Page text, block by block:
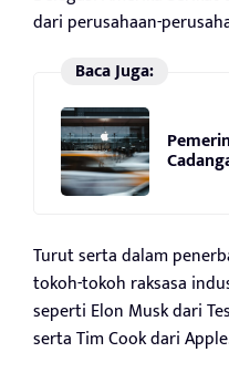
dari perusahaan-
Baca Juga:
Turut serta dalam
tokoh-tokoh raksasa
seperti Elon Musk dari
serta Tim Cook dari